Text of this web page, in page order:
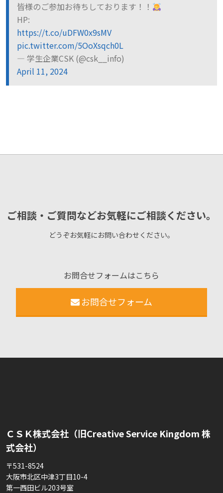
皆様のご参加お待ちしております！！
HP:
https://t.co/uDFW0x9sMV
pic.twitter.com/5OoXsqch0L
— 学生企業CSK (@csk__info)
April 11, 2024
ご相談・ご質問などお気軽にご相談ください。
どうぞお気軽にお問い合わせください。
お問合せフォームはこちら
お問合せフォーム
ＣＳＫ株式会社（旧Creative Service Kingdom 株
式会社）
〒531-8524
大阪市北区中津3丁目10-4
第一西田ビル203号室